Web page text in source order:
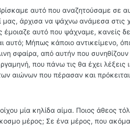
αυτό που αναζητούσαμε σε
άρχισα να ψάχνω ανάμεσα στις
έμοιαζε αυτό που ψάχναμε, κανείς
αυτό; Μήπως κάποιο αντικείμενο,
σφαίρα, από αυτήν που
που πάνω τις θα έχει λέξεις
αιώνων που πέρασαν και
μία κηλίδα αίμα. Ποιος άθεος
μέρος; Σε ένα μέρος, που ακόμα